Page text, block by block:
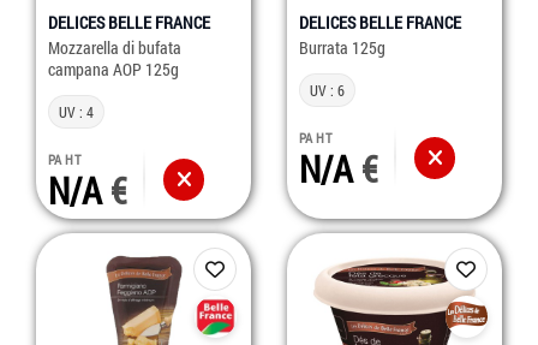
DELICES BELLE FRANCE
Mozzarella di bufata
campana AOP 125g
UV : 4
PA HT
N/A
DELICES BELLE FRANCE
Burrata 125g
UV : 6
PA HT
N/A